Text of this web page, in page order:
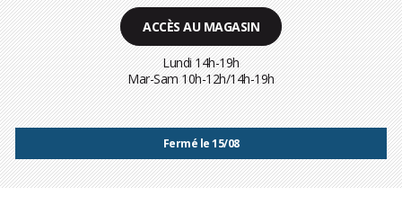
ACCÈS AU MAGASIN
Lundi 14h-19h
Mar-Sam 10h-12h/14h-19h
Fermé le 15/08